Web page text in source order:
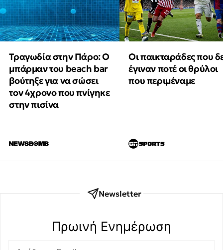
Τραγωδία στην Πάρο: Ο
μπάρμαν του beach bar
βούτηξε για να σώσει
τον 4χρονο που πνίγηκε
στην πισίνα
Οι παικταράδες που
έγιναν ποτέ οι θρύλοι
που περιμέναμε
Newsletter
Πρωινή Eνημέρωση